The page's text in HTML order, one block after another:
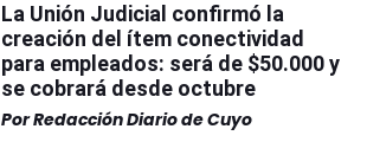
La Unión Judicial confirmó la
creación del ítem conectividad
para empleados: será de $50.000 y
se cobrará desde octubre
PorRedacción Diario de Cuyo